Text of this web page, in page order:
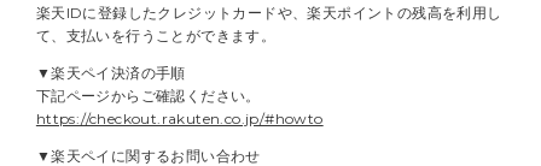
楽天IDに登録したクレジットカードや、楽天ポイントの残高を利用し
て、支払いを行うことができます。
▼楽天ペイ決済の手順
下記ページからご確認ください。
https://checkout.rakuten.co.jp/#howto
▼楽天ペイに関するお問い合わせ